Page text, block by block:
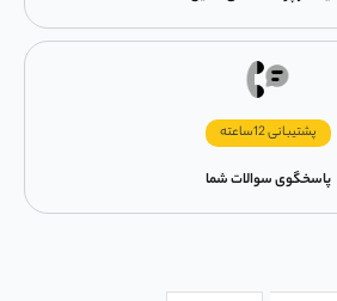
پشتیبانی 12ساعته
پاسخگوی سوالات شما